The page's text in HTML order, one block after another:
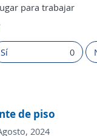
para trabajar
Sí 0
de piso
2024